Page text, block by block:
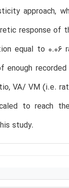
approach,
response of
equal to 0.06
recorded
VA/ VM (i.e.
to reach
study.